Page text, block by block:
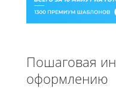
Пошаговая
оформлению